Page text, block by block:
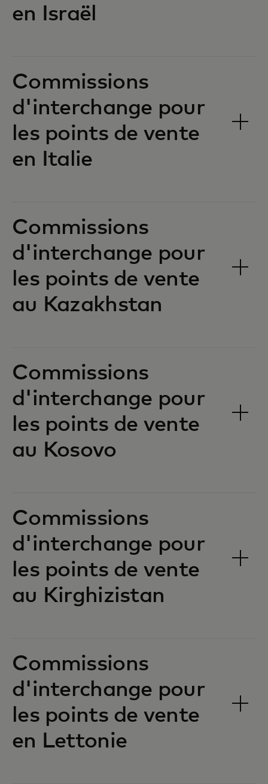
en Israël‎‎
Commissions
d'interchange pour
les points de vente
en Italie‎‎
Commissions
d'interchange pour
les points de vente
au Kazakhstan‎‎
Commissions
d'interchange pour
les points de vente
au Kosovo‎‎
Commissions
d'interchange pour
les points de vente
au Kirghizistan‎‎
Commissions
d'interchange pour
les points de vente
en Lettonie‎‎